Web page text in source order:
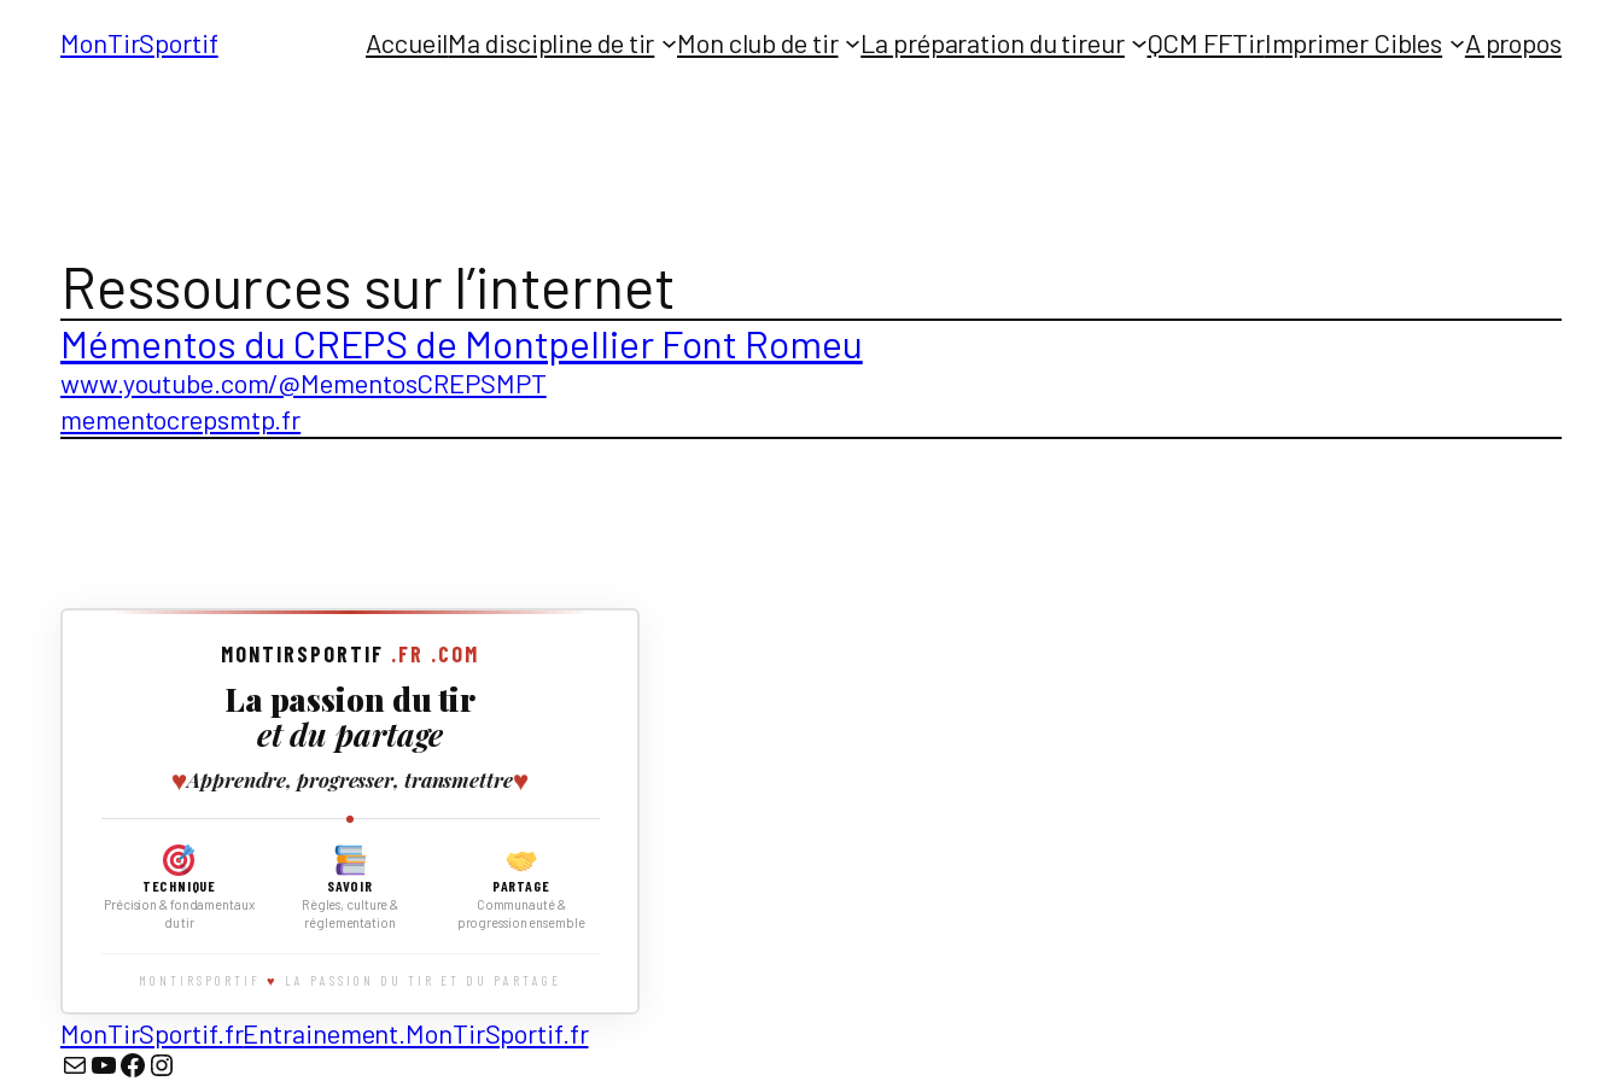
MonTirSportif AccueilMa discipline de tir Mon club de tir La préparation du tireur QCM FFTirImprimer Cibles A propos
Ressources sur l’internet
Mémentos du CREPS de Montpellier Font Romeu
www.youtube.com/@MementosCREPSMPT
mementocrepsmtp.fr
MONTIRSPORTIF .FR .COM
La passion du tir
et du partage
♥Apprendre, progresser, transmettre♥
TECHNIQUE
Précision & fondamentaux
du tir
SAVOIR
Règles, culture &
réglementation
PARTAGE
Communauté &
progression ensemble
MONTIRSPORTIF ♥ LA PASSION DU TIR ET DU PARTAGE
MonTirSportif.frEntrainement.MonTirSportif.fr
Nous écrire
YouTube
Facebook
Instagram